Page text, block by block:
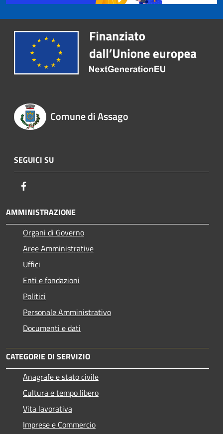
Comune di Assago
SEGUICI SU
AMMINISTRAZIONE
Organi di Governo
Aree Amministrative
Uffici
Enti e fondazioni
Politici
Personale Amministrativo
Documenti e dati
CATEGORIE DI SERVIZIO
Anagrafe e stato civile
Cultura e tempo libero
Vita lavorativa
Imprese e Commercio